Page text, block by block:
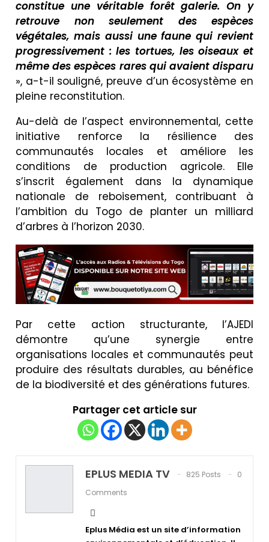
constitue une véritable forêt galerie. On y
retrouve non seulement des espèces
végétales, mais aussi une faune qui revient
progressivement : les tortues, les oiseaux et
même des espèces rares qui avaient disparu
», a-t-il souligné, preuve d’un écosystème en
pleine reconstitution.
Au-delà de l’aspect environnemental, cette
initiative renforce la résilience des
communautés locales et améliore les
conditions de production agricole. Elle
s’inscrit également dans la dynamique
nationale de reboisement, contribuant à
l’ambition du Togo de planter un milliard
d’arbres à l’horizon 2030.
Par cette action structurante, l’AJEDI
démontre qu’une synergie entre
organisations locales et communautés peut
produire des résultats durables, au bénéfice
de la biodiversité et des générations futures.
Partager cet article sur
EPLUS MEDIA TV 825 Posts
0
Comments
Eplus Média est un site d’information